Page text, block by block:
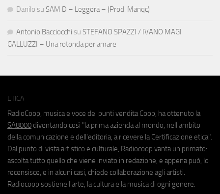
Danilo su SAM D – Leggera – (Prod. Manqc)
Antonio Bacciocchi su STEFANO SPAZZI / IVANO MAGI
GALLUZZI – Una rotonda per amare
ETICA
RadioCoop, musica e voce dei punti vendita Coop, ha ottenuto la
SA8000 diventando così "la prima azienda al mondo, nell'ambito
della comunicazione e dell'editoria, a ricevere la Certificazione etica".
Dal punto di vista artistico e culturale, Radiocoop vanta un primato:
ascolta tutto quello che viene inviato in redazione, e appena può, lo
recensisce, e in alcuni casi, chiede collaborazione agli artisti.
Radiocoop sostiene l'arte, la cultura e la musica di ogni genere.